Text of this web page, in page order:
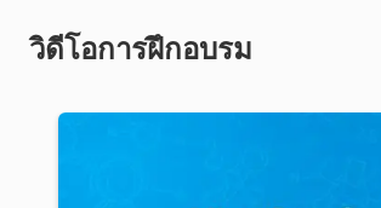
วิดีโอการฝึกอบรม